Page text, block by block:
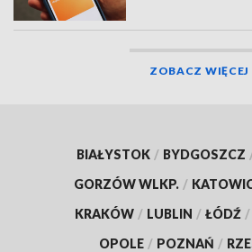
ZOBACZ WIĘCEJ
BIAŁYSTOK / BYDGOSZCZ
GORZÓW WLKP. /
KRAKÓW / LUBLIN / ŁÓDŹ /
OPOLE / POZNAŃ /